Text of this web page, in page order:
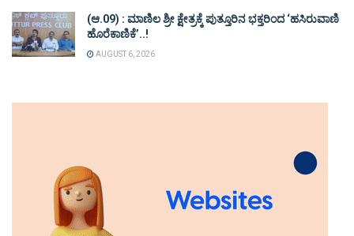
(ಆ.09) : ಮಾಣಿಲ ಶ್ರೀ ಕ್ಷೇತ್ರಕ್ಕೆ ಪುತ್ತೂರಿನ ಭಕ್ತರಿಂದ ‘ಹಸಿರುವಾಣಿ
ಹೊರೆಕಾಣಿಕೆ’..!
AUGUST 6, 2026